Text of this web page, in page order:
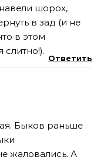
шорох,
в зад (и не
в этом
слитно!).
Ответить
Быков раньше
жаловались. А